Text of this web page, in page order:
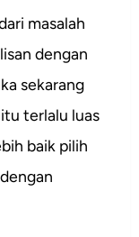
masalah
dengan
sekarang
terlalu luas
baik pilih